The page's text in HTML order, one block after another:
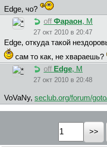
Edge, чо?
off Фapaoн, М
27 окт 2010 в 20:47
Edge, откуда такой
сам то как, не хвараешь?
off Edge, М
27 окт 2010 в 20:48
VoVaNy, seclub.org/forum/